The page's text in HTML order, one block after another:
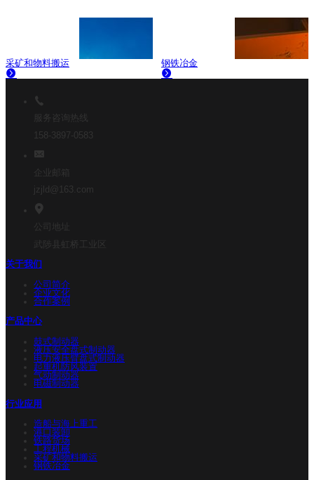
采矿和物料搬运 钢铁冶金
服务咨询热线
158-3897-0583
企业邮箱
jzjld@163.com
公司地址
武陟县虹桥工业区
关于我们
公司简介
企业文化
合作案例
产品中心
鼓式制动器
液压安全盘式制动器
电力液压臂盘式制动器
起重机防风装置
气动制动器
电磁制动器
行业应用
造船与海上重工
港口装卸
铁路货场
工程机械
采矿和物料搬运
钢铁冶金